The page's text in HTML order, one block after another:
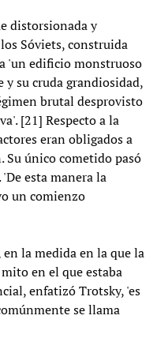
distorsionada y
Sóviets, construida
'un edificio monstruoso
su cruda grandiosidad,
brutal desprovisto
[21] Respecto a la
eran obligados a
Su único cometido pasó
esta manera la
un comienzo
la medida en la que la
en el que estaba
enfatizó Trotsky, 'es
se llama